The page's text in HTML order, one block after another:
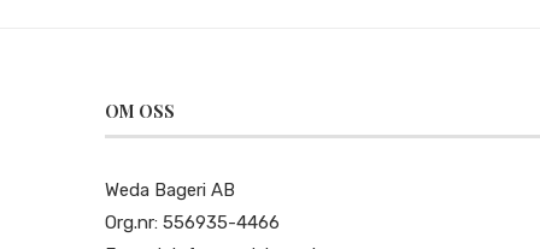
OM OSS
Weda Bageri AB
Org.nr: 556935-4466